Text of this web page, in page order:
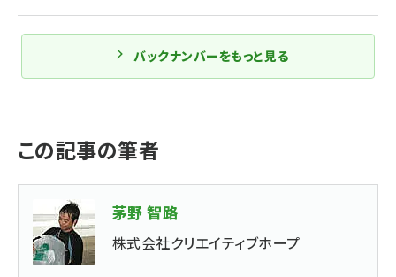
バックナンバーをもっと見る
この記事の筆者
茅野 智路
株式会社クリエイティブホープ